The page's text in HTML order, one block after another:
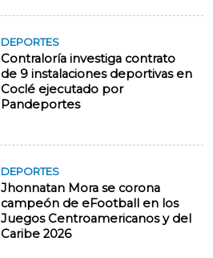
DEPORTES
Contraloría investiga contrato
de 9 instalaciones deportivas en
Coclé ejecutado por
Pandeportes
DEPORTES
Jhonnatan Mora se corona
campeón de eFootball en los
Juegos Centroamericanos y del
Caribe 2026